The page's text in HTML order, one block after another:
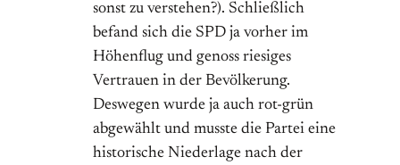
sonst zu verstehen?). Schließlich
befand sich die SPD ja vorher im
Höhenflug und genoss riesiges
Vertrauen in der Bevölkerung.
Deswegen wurde ja auch rot-grün
abgewählt und musste die Partei eine
historische Niederlage nach der